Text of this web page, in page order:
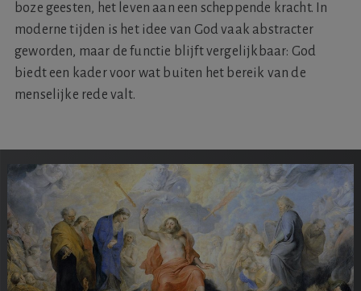
boze geesten, het leven aan een scheppende kracht. In
moderne tijden is het idee van God vaak abstracter
geworden, maar de functie blijft vergelijkbaar: God
biedt een kader voor wat buiten het bereik van de
menselijke rede valt.